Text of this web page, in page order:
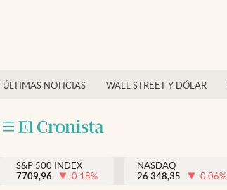
ÚLTIMAS NOTICIAS WALL STREET Y DÓLAR
Finanzas y economía
Inmigración
Trending
S&P 500 INDEX
7709,96
-0.18%
NASDAQ
26.348,35
-0.06%